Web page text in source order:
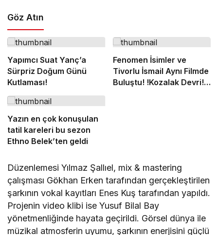
Göz Atın
Yapımcı Suat Yanç’a
Sürpriz Doğum Günü
Kutlaması!
Fenomen İsimler ve
Tivorlu İsmail Aynı Filmde
Buluştu! !Kozalak Devri! 7
Yazın en çok konuşulan
tatil kareleri bu sezon
Ethno Belek’ten geldi
Düzenlemesi Yılmaz Şallıel, mix & mastering
çalışması Gökhan Erken tarafından gerçekleştirilen
şarkının vokal kayıtları Enes Kuş tarafından yapıldı.
Projenin video klibi ise Yusuf Bilal Bay
yönetmenliğinde hayata geçirildi. Görsel dünya ile
müzikal atmosferin uyumu, şarkının enerjisini güçlü